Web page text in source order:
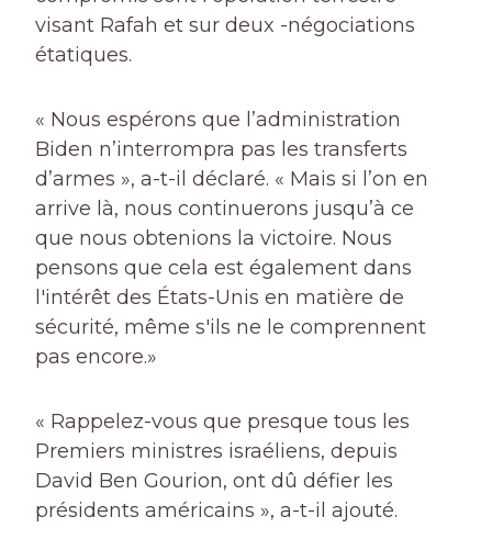
visant Rafah et sur deux -négociations
étatiques.
« Nous espérons que l’administration
Biden n’interrompra pas les transferts
d’armes », a-t-il déclaré. « Mais si l’on en
arrive là, nous continuerons jusqu’à ce
que nous obtenions la victoire. Nous
pensons que cela est également dans
l'intérêt des États-Unis en matière de
sécurité, même s'ils ne le comprennent
pas encore.»
« Rappelez-vous que presque tous les
Premiers ministres israéliens, depuis
David Ben Gourion, ont dû défier les
présidents américains », a-t-il ajouté.